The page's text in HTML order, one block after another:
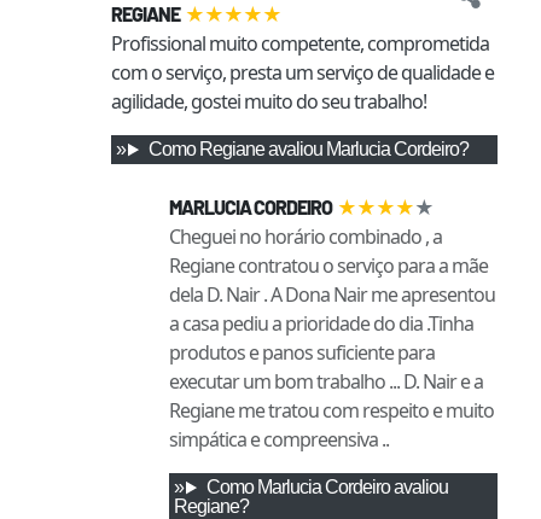
REGIANE ★★★★★
Profissional muito competente, comprometida
com o serviço, presta um serviço de qualidade e
agilidade, gostei muito do seu trabalho!
Como Regianeavaliou Marlucia Cordeiro?
MARLUCIA CORDEIRO ★★★★★
Cheguei no horário combinado , a
Regiane contratou o serviço para a mãe
dela D. Nair . A Dona Nair me apresentou
a casa pediu a prioridade do dia .Tinha
produtos e panos suficiente para
executar um bom trabalho ... D. Nair e a
Regiane me tratou com respeito e muito
simpática e compreensiva ..
Como Marlucia Cordeiroavaliou
Regiane?